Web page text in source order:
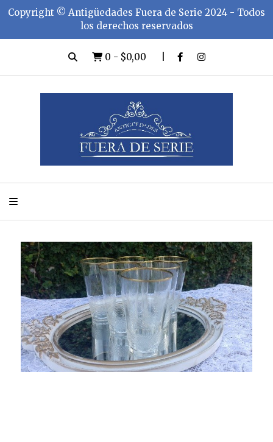
Copyright ©️ Antigüedades Fuera de Serie 2024 - Todos
los derechos reservados
0 - $0,00